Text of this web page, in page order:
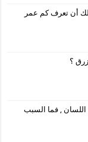
أن تعرف كم عمر
؟
اللسان , فما السبب